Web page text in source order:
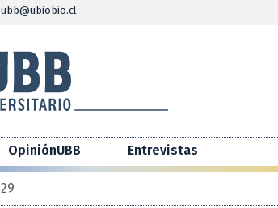
ubb@ubiobio.cl
OpiniónUBB Entrevistas
29